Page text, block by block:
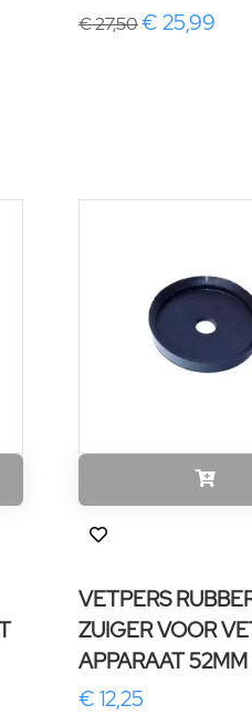
€ 27,50€ 25,99
VETPERS
ZUIGER VOOR
APPARAAT 52MM
€ 12,25